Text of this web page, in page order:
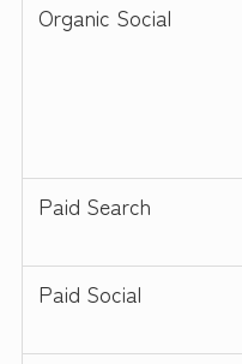
Organic Social
Paid Search
Paid Social